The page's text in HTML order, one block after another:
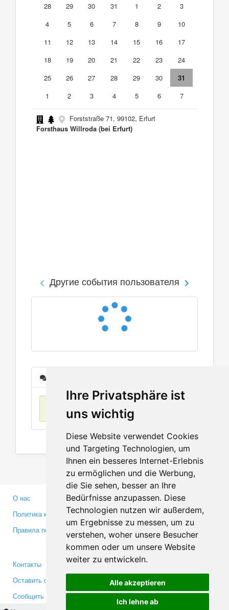
Ihre Privatsphäre ist
uns wichtig
Diese Website verwendet Cookies
und Targeting Technologien, um
Ihnen ein besseres Internet-Erlebnis
zu ermöglichen und die Werbung,
die Sie sehen, besser an Ihre
Bedürfnisse anzupassen. Diese
Technologien nutzen wir außerdem,
um Ergebnisse zu messen, um zu
verstehen, woher unsere Besucher
kommen oder um unsere Website
weiter zu entwickeln.
Alle akzeptieren
Ich lehne ab
28
29 30 31 1 2
3
4
5 6 7 8 9
10
11
12 13 14 15 16
17
18
19 20 21 22 23
24
25
26 27 28 29 30
31
1
2 3 4 5 6 7
Forststraße 71, 99102, Erfurt
Forsthaus Willroda (bei Erfurt)
Другие события пользователя
О нас
Политика конфиденциальности
Правила пользования
Партнерам
Инвесторам
Медиа
Контакты
Оставить отзыв
Сообщить об ошибке
Facebook
Twitter
YouTube